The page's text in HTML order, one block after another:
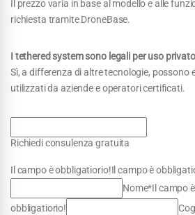
Il prezzo varia in base al modello e alle
richiesta tramite DroneBase.
I tethered system sono legali per uso
Sì, a differenza di altre tecnologie, possono
utilizzati da aziende e operatori certificati.
Richiedi consulenza gratuita
Il campo è obbligatiorio!Il campo è
Nome*Il campo
obbligatiorio!